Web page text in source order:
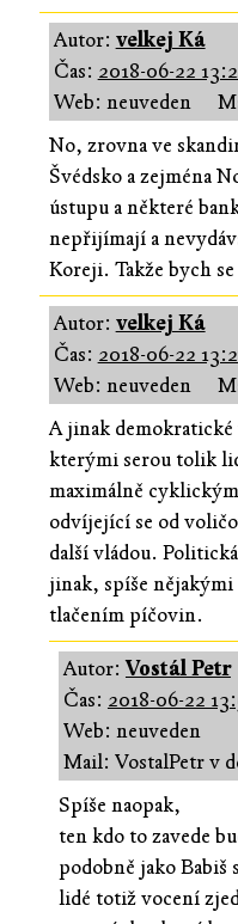
Autor: velkej Ká
Čas: 2018-06-22
Web: neuveden
No, zrovna ve
Švédsko a zejména
ústupu a některé
nepřijímají a
Koreji. Takže bych
Autor: velkej Ká
Čas: 2018-06-22
Web: neuveden
A jinak
kterými serou tolik
maximálně
odvíjející se od
další vládou.
jinak, spíše
tlačením píčovin.
Autor:Vostál Petr
Čas: 2018-06-22
Web: neuveden
Mail: VostalPetr v
Spíše naopak,
ten kdo to zavede
podobně jako Babiš
lidé totiž vocení